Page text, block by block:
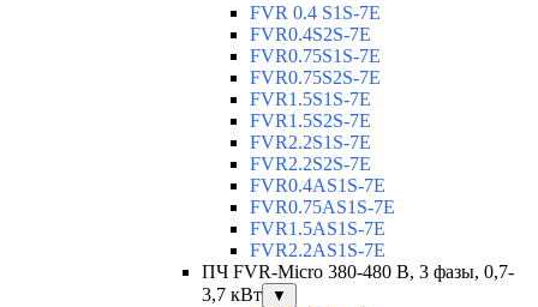
FVR 0.4 S1S-7E
FVR0.4S2S-7E
FVR0.75S1S-7E
FVR0.75S2S-7E
FVR1.5S1S-7E
FVR1.5S2S-7E
FVR2.2S1S-7E
FVR2.2S2S-7E
FVR0.4AS1S-7E
FVR0.75AS1S-7E
FVR1.5AS1S-7E
FVR2.2AS1S-7E
ПЧ FVR-Micro 380-480 В, 3 фазы, 0,7-
3,7 кВт
▼